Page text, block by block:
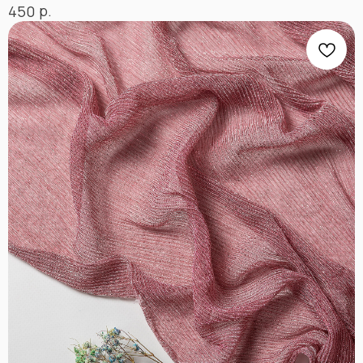
450 р.
ВКОНТАКТЕ
ОДНОКЛАССНИКИ
INSTAGRAM*
TIK TOK*
YOU TUBE